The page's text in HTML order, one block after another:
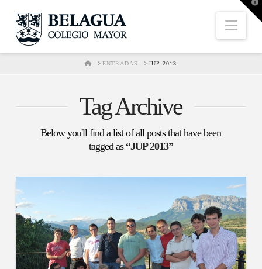
HOMEENTRADAS JUP 2013
Tag Archive
Below you'll find a list of all posts that have been
tagged as “JUP 2013”